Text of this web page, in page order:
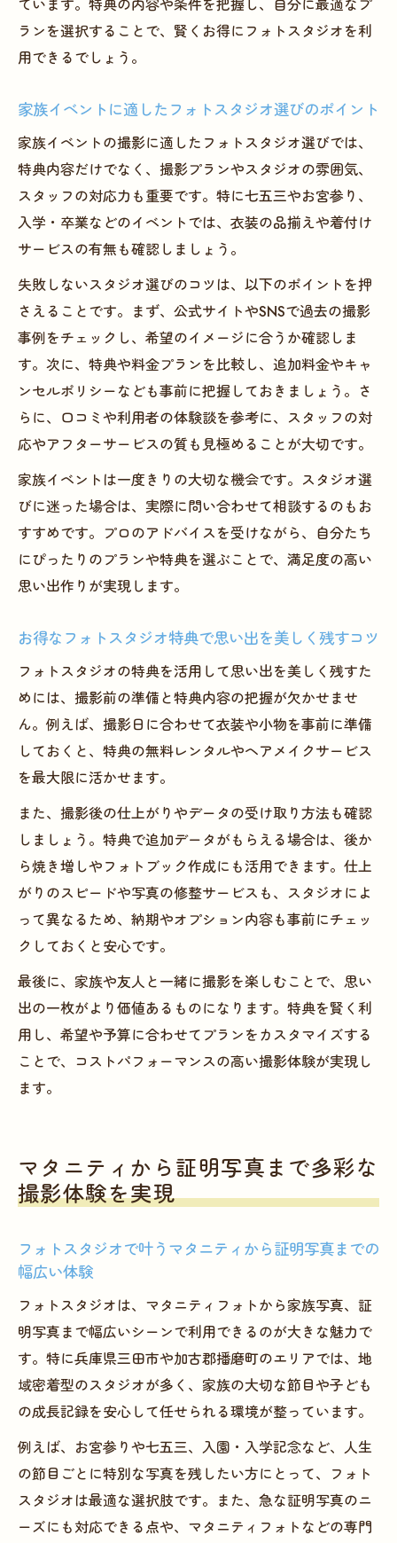
の魅力
フォトスタジオのキャンペーンで高品質撮
お得なフォトスタジオ特典でトレンド撮影
を楽しむコツ
ています。特典の内容や条件を把握し、自分に最適なプ
ランを選択することで、賢くお得にフォトスタジオを利
用できるでしょう。
家族イベントに適したフォトスタジオ選びのポイント
家族イベントの撮影に適したフォトスタジオ選びでは、
特典内容だけでなく、撮影プランやスタジオの雰囲気、
スタッフの対応力も重要です。特に七五三やお宮参り、
入学・卒業などのイベントでは、衣装の品揃えや着付け
サービスの有無も確認しましょう。
失敗しないスタジオ選びのコツは、以下のポイントを押
さえることです。まず、公式サイトやSNSで過去の撮影
事例をチェックし、希望のイメージに合うか確認しま
す。次に、特典や料金プランを比較し、追加料金やキャ
ンセルポリシーなども事前に把握しておきましょう。さ
らに、口コミや利用者の体験談を参考に、スタッフの対
応やアフターサービスの質も見極めることが大切です。
家族イベントは一度きりの大切な機会です。スタジオ選
びに迷った場合は、実際に問い合わせて相談するのもお
すすめです。プロのアドバイスを受けながら、自分たち
にぴったりのプランや特典を選ぶことで、満足度の高い
思い出作りが実現します。
お得なフォトスタジオ特典で思い出を美しく残すコツ
フォトスタジオの特典を活用して思い出を美しく残すた
めには、撮影前の準備と特典内容の把握が欠かせませ
ん。例えば、撮影日に合わせて衣装や小物を事前に準備
しておくと、特典の無料レンタルやヘアメイクサービス
を最大限に活かせます。
また、撮影後の仕上がりやデータの受け取り方法も確認
しましょう。特典で追加データがもらえる場合は、後か
ら焼き増しやフォトブック作成にも活用できます。仕上
がりのスピードや写真の修整サービスも、スタジオによ
って異なるため、納期やオプション内容も事前にチェッ
クしておくと安心です。
最後に、家族や友人と一緒に撮影を楽しむことで、思い
出の一枚がより価値あるものになります。特典を賢く利
用し、希望や予算に合わせてプランをカスタマイズする
ことで、コストパフォーマンスの高い撮影体験が実現し
ます。
マタニティから証明写真まで多彩な
撮影体験を実現
フォトスタジオで叶うマタニティから証明写真までの
幅広い体験
フォトスタジオは、マタニティフォトから家族写真、証
明写真まで幅広いシーンで利用できるのが大きな魅力で
す。特に兵庫県三田市や加古郡播磨町のエリアでは、地
域密着型のスタジオが多く、家族の大切な節目や子ども
の成長記録を安心して任せられる環境が整っています。
例えば、お宮参りや七五三、入園・入学記念など、人生
の節目ごとに特別な写真を残したい方にとって、フォト
スタジオは最適な選択肢です。また、急な証明写真のニ
ーズにも対応できる点や、マタニティフォトなどの専門